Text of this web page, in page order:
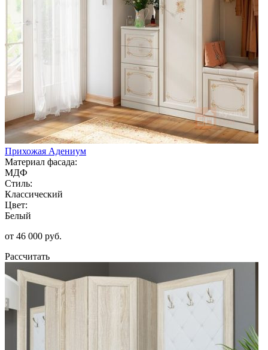
Прихожая Адениум
Материал фасада:
МДФ
Стиль:
Классический
Цвет:
Белый
от 46 000 руб.
Рассчитать